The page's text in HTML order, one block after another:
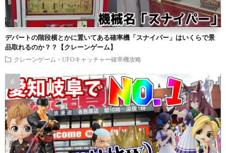
デパートの階段横とかに置いてある確率機「スナイパー」はいくらで景
品取れるのか？？【クレーンゲーム】
クレーンゲーム・UFOキャッチャー確率機攻略